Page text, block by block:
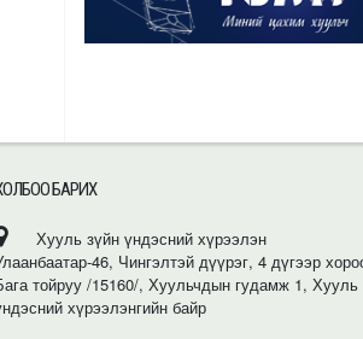
БАРИХ
Хууль зүйн үндэсний хүрээлэн
46, Чингэлтэй дүүрэг, 4 дүгээр
тойруу /15160/, Хуульчдын гудамж 1, Хууль
хүрээлэнгийн байр